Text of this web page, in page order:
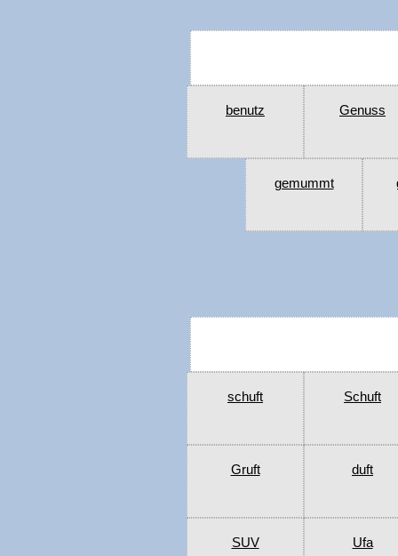
benutz Genuss
gemummt
schuft Schuft
Gruft duft
SUV Ufa